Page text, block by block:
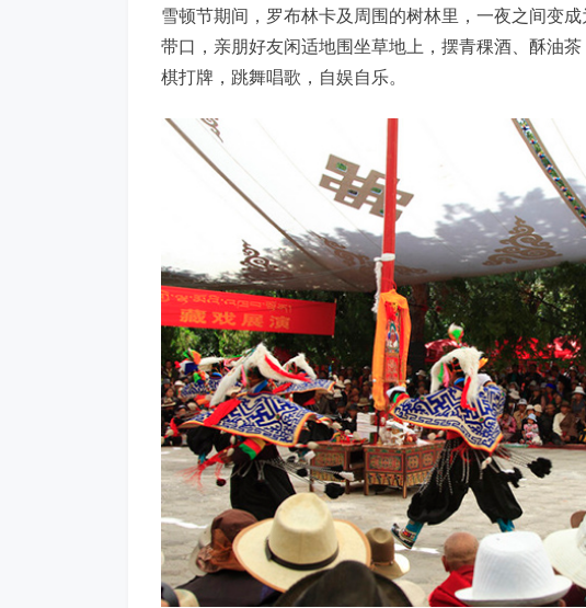
雪顿节期间，罗布林卡及周围的树林里，一夜之间变
带口，亲朋好友闲适地围坐草地上，摆青稞酒、酥油
棋打牌，跳舞唱歌，自娱自乐。